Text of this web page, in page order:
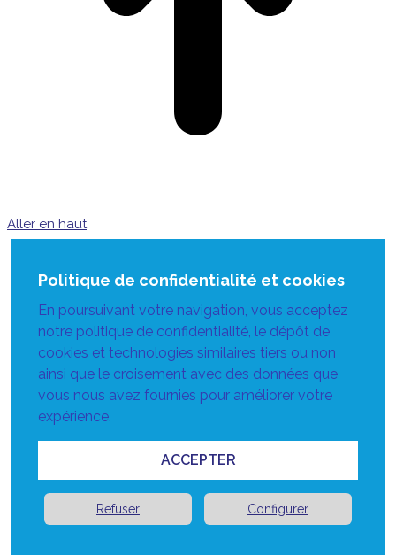
Aller en haut
Politique de confidentialité et cookies
En poursuivant votre navigation, vous acceptez
notre politique de confidentialité, le dépôt de
cookies et technologies similaires tiers ou non
ainsi que le croisement avec des données que
vous nous avez fournies pour améliorer votre
expérience.
ACCEPTER
Refuser Configurer